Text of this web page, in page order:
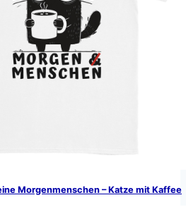
Morgenmenschen – Katze mit Kaffee